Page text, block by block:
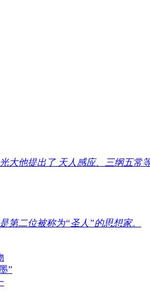
大他提出了 天人感应、三纲五常
第二位被称为“圣人”的思想家。
”